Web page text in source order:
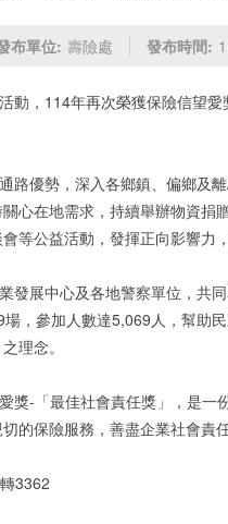
布單位: 壽險處 發布時間:
，114年再次榮獲保險信望愛
優勢，深入各鄉鎮、偏鄉及
心在地需求，持續舉辦物資捐
等公益活動，發揮正向影響力
展中心及各地警察單位，共
，參加人數達5,069人，幫助
理念。
-「最佳社會責任獎」，是一
的保險服務，善盡企業社會責任
3362